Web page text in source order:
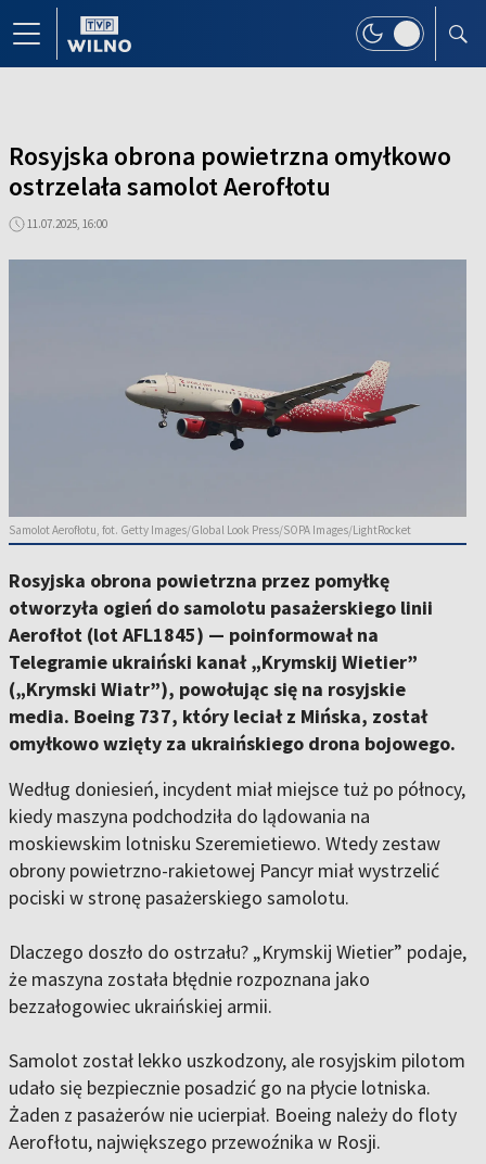
Rosyjska obrona powietrzna omyłkowo
ostrzelała samolot Aerofłotu
11.07.2025, 16:00
Samolot Aerofłotu, fot. Getty Images/Global Look Press/SOPA Images/LightRocket
Rosyjska obrona powietrzna przez pomyłkę
otworzyła ogień do samolotu pasażerskiego linii
Aerofłot (lot AFL1845) — poinformował na
Telegramie ukraiński kanał „Krymskij Wietier”
(„Krymski Wiatr”), powołując się na rosyjskie
media. Boeing 737, który leciał z Mińska, został
omyłkowo wzięty za ukraińskiego drona bojowego.
Według doniesień, incydent miał miejsce tuż po północy,
kiedy maszyna podchodziła do lądowania na
moskiewskim lotnisku Szeremietiewo. Wtedy zestaw
obrony powietrzno-rakietowej Pancyr miał wystrzelić
pociski w stronę pasażerskiego samolotu.
Dlaczego doszło do ostrzału? „Krymskij Wietier” podaje,
że maszyna została błędnie rozpoznana jako
bezzałogowiec ukraińskiej armii.
Samolot został lekko uszkodzony, ale rosyjskim pilotom
udało się bezpiecznie posadzić go na płycie lotniska.
Żaden z pasażerów nie ucierpiał. Boeing należy do floty
Aerofłotu, największego przewoźnika w Rosji.